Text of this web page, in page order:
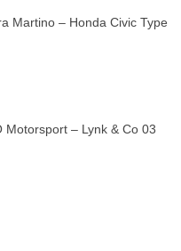
Martino – Honda Civic Type
– Lynk & Co 03